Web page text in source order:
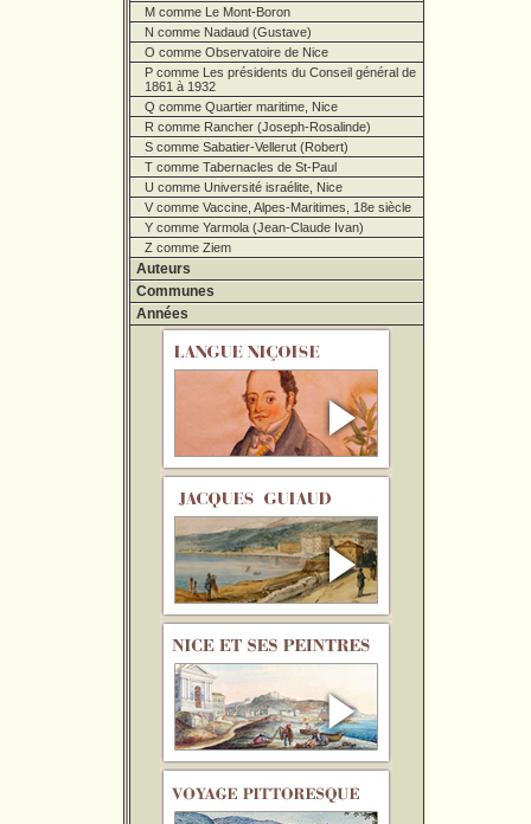
M comme Le Mont-Boron
N comme Nadaud (Gustave)
O comme Observatoire de Nice
P comme Les présidents du Conseil général de
1861 à 1932
Q comme Quartier maritime, Nice
R comme Rancher (Joseph-Rosalinde)
S comme Sabatier-Vellerut (Robert)
T comme Tabernacles de St-Paul
U comme Université israélite, Nice
V comme Vaccine, Alpes-Maritimes, 18e siècle
Y comme Yarmola (Jean-Claude Ivan)
Z comme Ziem
Auteurs
Communes
Années